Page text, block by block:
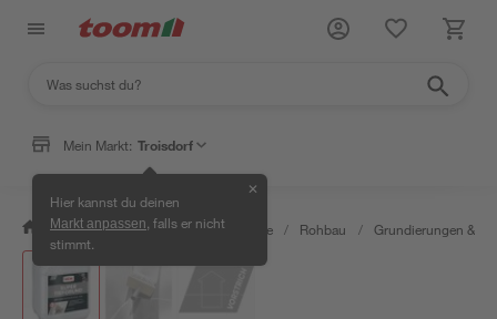
Mein Markt: Troisdorf
Hier kannst du deinen
Markt anpassen , falls er nicht
stimmt.
✕
/ Bauen & Renovieren / Baustoffe / Rohbau / Grundierungen &